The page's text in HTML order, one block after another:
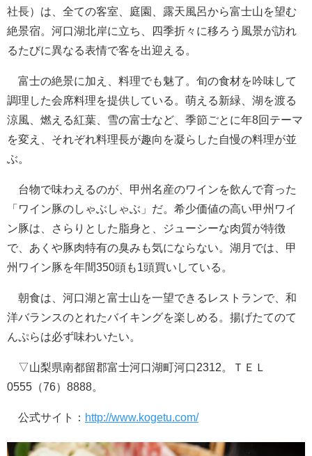
社長）は、全ての客室、庭園、露天風呂から富士山を望む
絶景宿。河口湖北岸に立ち、四季折々に移ろう風景が訪れ
るたびに異なる表情で客を出迎える。
富士の絶景に加え、料理でも魅了。旬の食材を吟味して
調理した会席料理を提供している。萌える新緑、湖を渡る
涼風、燃える紅葉、雪の富士など、季節ごとに年8回テーマ
を変え、それぞれ料理長が趣向を凝らした自慢の料理が並
ぶ。
台物で味わえるのが、甲州名産のワインを飲んで育った
「ワイン豚のしゃぶしゃぶ」だ。希少価値の高い甲州ワイ
ン豚は、さらりとした脂身と、ジューシーな肉質が特徴
で、あくや豚肉特有の臭みも気にならない。湖月では、甲
州ワイン豚を年間350頭も1頭買いしている。
朝食は、河口湖と富士山を一望できるレストランで、和
洋バランスのとれたバイキングを楽しめる。揚げたてのて
んぷらは必ず味わいたい。
▽山梨県南都留郡富士河口湖町河口2312。ＴＥＬ
0555（76）8888。
公式サイト： http://www.kogetu.com/